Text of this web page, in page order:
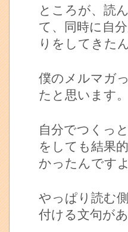
ところが、読
て、同時に自
りをしてきた
僕のメルマガ
たと思います。
自分でつくっ
をしても結果
かったんですよ
やっぱり読む
付ける文句が